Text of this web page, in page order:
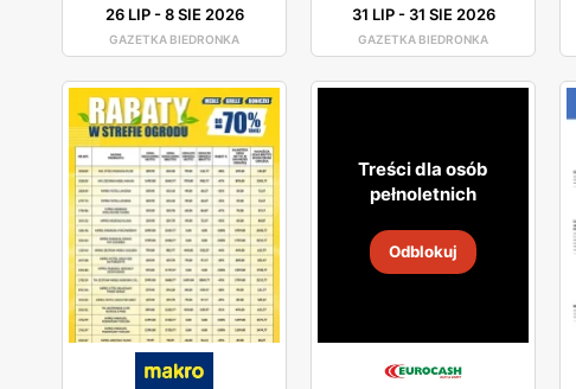
26 LIP-8 SIE 2026
GAZETKA BIEDRONKA
31 LIP- 31 SIE 2026
GAZETKA BIEDRONKA
Treści dla osób
pełnoletnich
Odblokuj